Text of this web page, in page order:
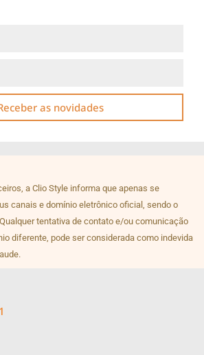
as novidades
a Clio Style informa que apenas se
canais e domínio eletrônico oficial, sendo o
tentativa de contato e/ou comunicação
diferente, pode ser considerada como indevida